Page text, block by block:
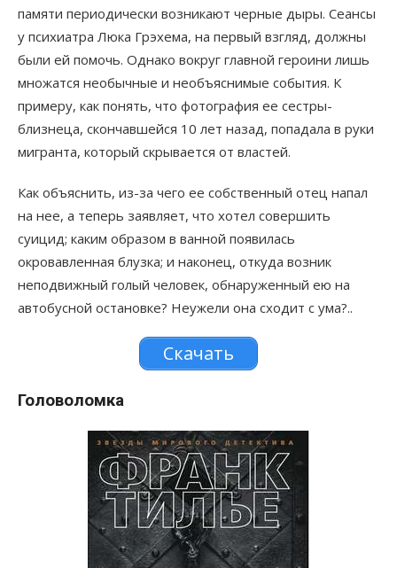
памяти периодически возникают черные дыры. Сеансы
у психиатра Люка Грэхема, на первый взгляд, должны
были ей помочь. Однако вокруг главной героини лишь
множатся необычные и необъяснимые события. К
примеру, как понять, что фотография ее сестры-
близнеца, скончавшейся 10 лет назад, попадала в руки
мигранта, который скрывается от властей.
Как объяснить, из-за чего ее собственный отец напал
на нее, а теперь заявляет, что хотел совершить
суицид; каким образом в ванной появилась
окровавленная блузка; и наконец, откуда возник
неподвижный голый человек, обнаруженный ею на
автобусной остановке? Неужели она сходит с ума?..
Скачать
Головоломка